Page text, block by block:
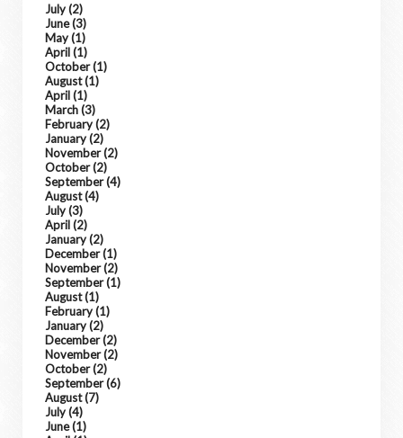
July(2)
June(3)
May(1)
April(1)
October(1)
August(1)
April(1)
March(3)
February(2)
January(2)
November(2)
October(2)
September(4)
August(4)
July(3)
April(2)
January(2)
December(1)
November(2)
September(1)
August(1)
February(1)
January(2)
December(2)
November(2)
October(2)
September(6)
August(7)
July(4)
June(1)